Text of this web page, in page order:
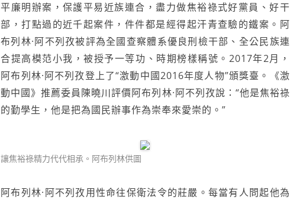
平廉明辦案，保護平易近族連合，盡力做焦裕祿式好黨員、好干
部，打點過的近千起案件，件件都是經得起汗青查驗的鐵案。阿
布列林·阿不列孜被評為全國查察體系優良刑檢干部、全公民族連
合提高模范小我，被授予一等功、時期榜樣稱號。2017年2月，
阿布列林·阿不列孜登上了“激動中國2016年度人物”頒獎臺。《激
動中國》推薦委員陳曉川評價阿布列林·阿不列孜說：“他是焦裕祿
的勤學生，他是把為國民辦事作為崇奉來愛崇的。”
讓焦裕祿精力代代相承。阿布列林供圖
阿布列林·阿不列孜用性命往保衛法令的莊嚴。每當有人問起他為